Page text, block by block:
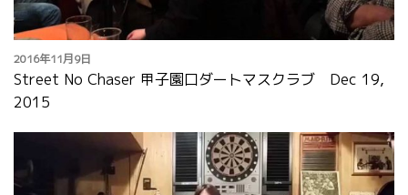
2016年11月9日
Street No Chaser 甲子園口ダートマスクラブ Dec 19,
2015